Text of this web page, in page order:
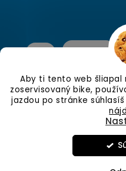
Aby ti tento web šliapal
zoservisovaný bike,
jazdou po stránke